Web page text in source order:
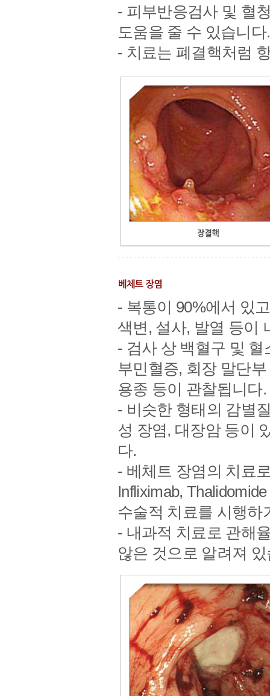
- 피부반응검사 및 혈
도움을 줄 수 있습니다.
- 치료는 폐결핵처럼
- 복통이 90%에서 있
색변, 설사, 발열 등이
- 검사 상 백혈구 및
부민혈증, 회장 말단
용종 등이 관찰됩니다.
- 비슷한 형태의 감별
성 장염, 대장암 등이
다.
- 베체트 장염의 치료
Infliximab,
수술적 치료를 시행하
- 내과적 치료로 관해
않은 것으로 알려져